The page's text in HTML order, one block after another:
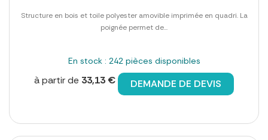
Structure en bois et toile polyester amovible imprimée en quadri. La
poignée permet de...
En stock : 242 pièces disponibles
à partir de 33,13 € DEMANDE DE DEVIS